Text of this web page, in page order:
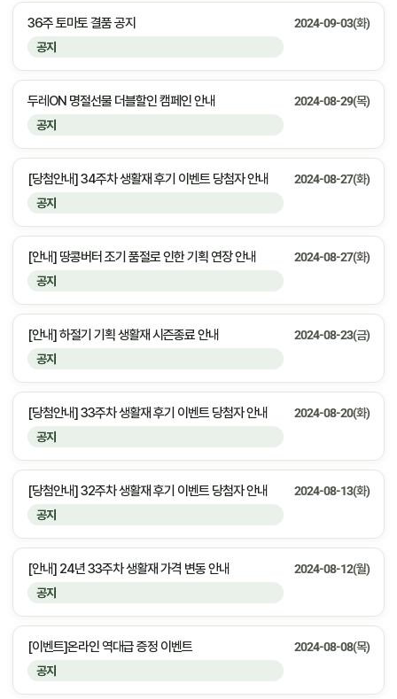
공지
36주 토마토 결품 공지 2024-09-03(화)
공지
두레ON 명절선물 더블할인 캠페인 안내 2024-08-29(목)
공지
[당첨안내] 34주차 생활재 후기 이벤트 당첨자 안내 2024-08-27(화)
공지
[안내] 땅콩버터 조기 품절로 인한 기획 연장 안내 2024-08-27(화)
공지
[안내] 하절기 기획 생활재 시즌종료 안내 2024-08-23(금)
공지
[당첨안내] 33주차 생활재 후기 이벤트 당첨자 안내 2024-08-20(화)
공지
[당첨안내] 32주차 생활재 후기 이벤트 당첨자 안내 2024-08-13(화)
공지
[안내] 24년 33주차 생활재 가격 변동 안내 2024-08-12(월)
공지
[이벤트]온라인 역대급 증정 이벤트 2024-08-08(목)